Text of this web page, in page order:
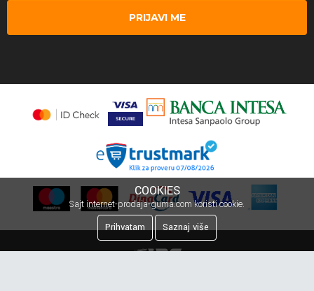
PRIJAVI ME
COOKIES
Sajt internet-prodaja-guma.com koristi cookie.
Prihvatam
Saznaj više